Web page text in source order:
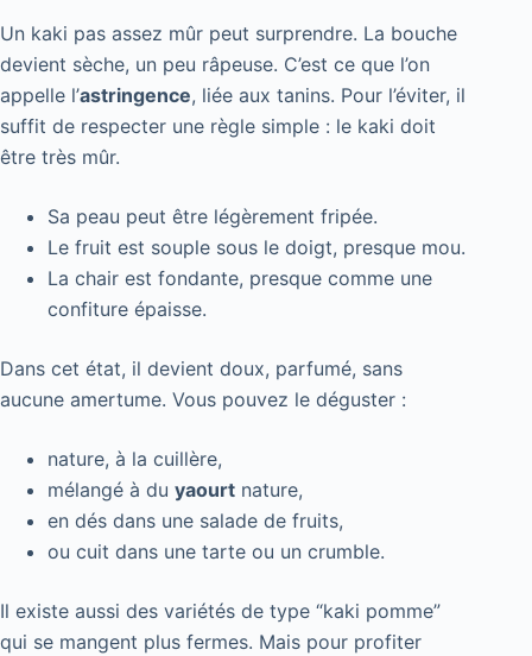
Un kaki pas assez mûr peut surprendre. La bouche
devient sèche, un peu râpeuse. C’est ce que l’on
appelle l’astringence, liée aux tanins. Pour l’éviter, il
suffit de respecter une règle simple : le kaki doit
être très mûr.
Sa peau peut être légèrement fripée.
Le fruit est souple sous le doigt, presque mou.
La chair est fondante, presque comme une
confiture épaisse.
Dans cet état, il devient doux, parfumé, sans
aucune amertume. Vous pouvez le déguster :
nature, à la cuillère,
mélangé à du yaourt nature,
en dés dans une salade de fruits,
ou cuit dans une tarte ou un crumble.
Il existe aussi des variétés de type “kaki pomme”
qui se mangent plus fermes. Mais pour profiter